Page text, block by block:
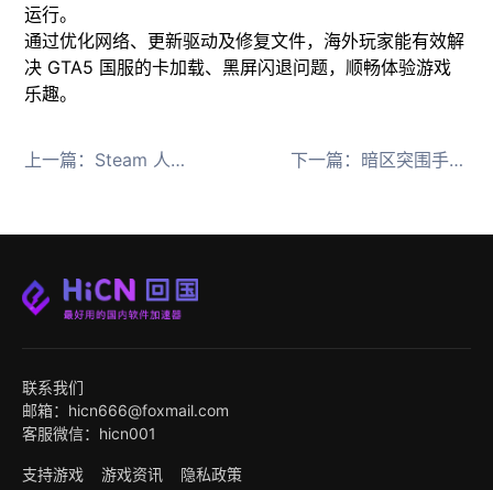
运行。
​通过优化网络、更新驱动及修复文件，海外玩家能有效解
决 GTA5 国服的卡加载、黑屏闪退问题，顺畅体验游戏
乐趣。
上一篇： Steam 人机验证总失败？使用有效的解决办法来了 下一篇： 暗区突围手游进不去游戏、卡顿掉线的解决办法
联系我们
邮箱：hicn666@foxmail.com
客服微信：hicn001
支持游戏 游戏资讯 隐私政策